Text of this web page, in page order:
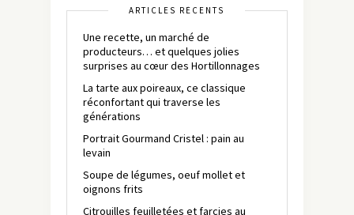
ARTICLES RÉCENTS
Une recette, un marché de
producteurs… et quelques jolies
surprises au cœur des Hortillonnages
La tarte aux poireaux, ce classique
réconfortant qui traverse les
générations
Portrait Gourmand Cristel : pain au
levain
Soupe de légumes, oeuf mollet et
oignons frits
Citrouilles feuilletées et farcies au